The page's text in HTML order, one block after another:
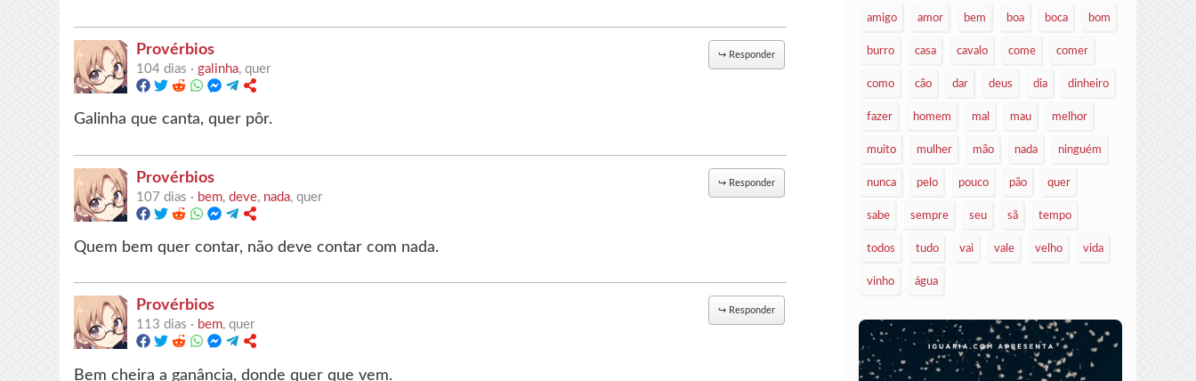
Provérbios ↪ Responder
104 dias ·galinha, quer
Galinha que canta, quer pôr.
Provérbios ↪ Responder
107 dias · bem,deve, nada, quer
Quem bem quer contar, não deve contar com nada.
Provérbios ↪ Responder
113 dias · bem, quer
Bem cheira a ganância, donde quer que vem.
amigo amor bem boa boca bom
burro casa cavalo come comer
como cão dar deus dia dinheiro
fazer homem mal mau melhor
muito mulher mão nada ninguém
nunca pelo pouco pão quer
sabe sempre seu sã tempo
todos tudo vai vale velho vida
vinho água